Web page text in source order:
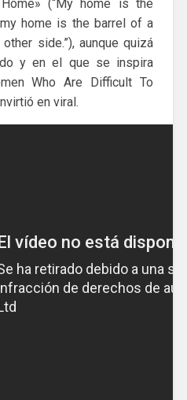
(“My home is the
home is the barrel of a
side.”), aunque quizá
y en el que se inspira
Who Are Difficult To
en viral.